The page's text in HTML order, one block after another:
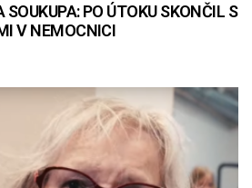
PO ÚTOKU SKONČIL S
V NEMOCNICI